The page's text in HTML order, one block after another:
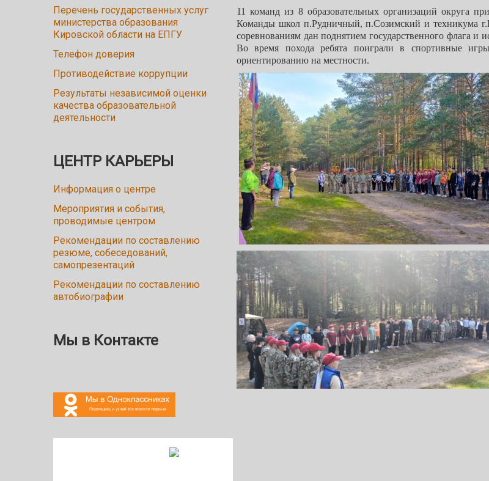
Перечень государственных услуг
министерства образования
Кировской области на ЕПГУ
Телефон доверия
Противодействие коррупции
Результаты независимой оценки
качества образовательной
деятельности
ЦЕНТР КАРЬЕРЫ
Информация о центре
Мероприятия и события,
проводимые центром
Рекомендации по составлению
резюме, собеседований,
самопрезентаций
Рекомендации по составлению
автобиографии
Мы в Контакте
11 команд из 8 образовательных организаций округа
Команды школ п.Рудничный, п.Созимский и техникума
соревнованиям дан поднятием государственного флага и
Во время похода ребята поиграли в спортивные игры,
ориентированию на местности.